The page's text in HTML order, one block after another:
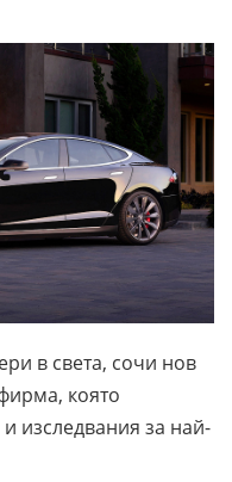
в света, сочи нов
която
изследвания за най-